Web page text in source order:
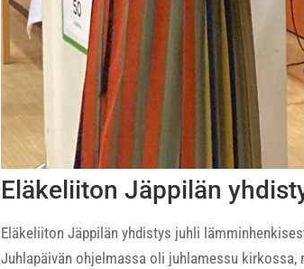
Eläkeliiton Jäppilän
Eläkeliiton Jäppilän yhdistys juhli
Juhlapäivän ohjelmassa oli juhlamessu